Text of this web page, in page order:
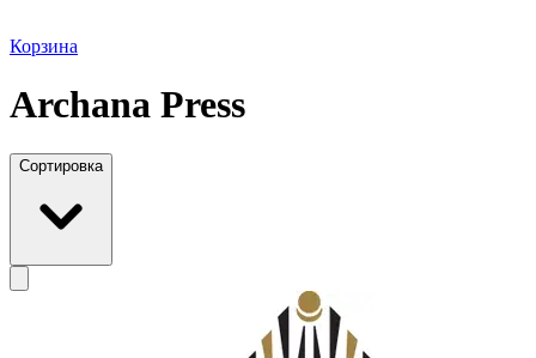
Корзина
Archana Press
Сортировка